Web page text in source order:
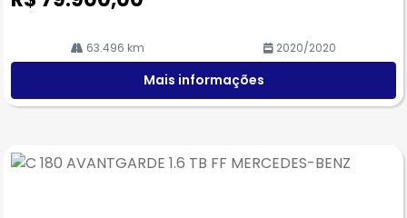
63.496 km 2020/2020
Mais informações